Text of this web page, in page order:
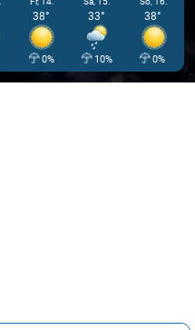
38°
0%
33°
10%
38°
0%